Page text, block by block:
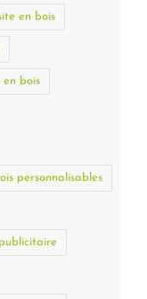
en bois
bois
personnalisables